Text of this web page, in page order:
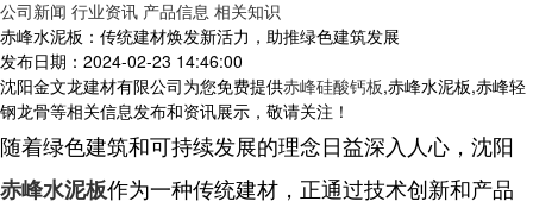
公司新闻 行业资讯 产品信息 相关知识
赤峰水泥板：传统建材焕发新活力，助推绿色建筑发展
发布日期：2024-02-23 14:46:00
沈阳金文龙建材有限公司为您免费提供赤峰硅酸钙板,赤峰水泥板,赤峰轻
钢龙骨等相关信息发布和资讯展示，敬请关注！
随着绿色建筑和可持续发展的理念日益深入人心，沈阳
赤峰水泥板作为一种传统建材，正通过技术创新和产品